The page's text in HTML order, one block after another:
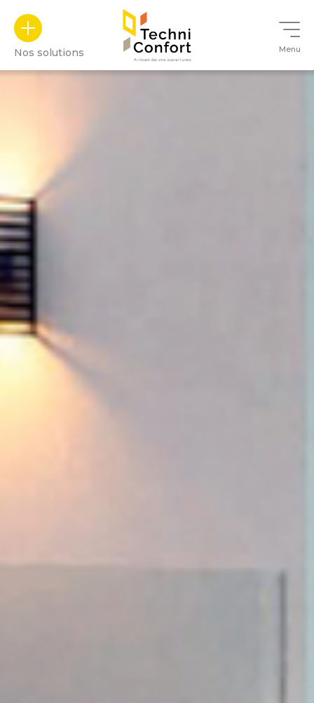
Nos solutions Menu
Panneau de gestion des cookies